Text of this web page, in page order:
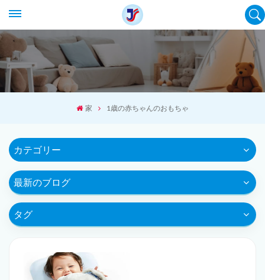
家 1歳の赤ちゃんのおもちゃ
カテゴリー
最新のブログ
タグ